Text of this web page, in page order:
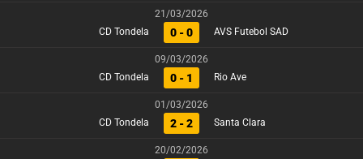
21/03/2026
CD Tondela
0 - 0 AVS Futebol SAD
09/03/2026
CD Tondela
0 - 1 Rio Ave
01/03/2026
CD Tondela
2 - 2 Santa Clara
20/02/2026